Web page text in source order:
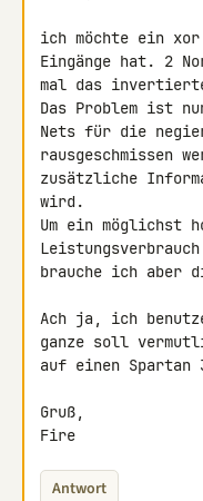
ich möchte ein
Eingänge hat. 2
mal das
Das Problem ist
Nets für die
rausgeschmissen
zusätzliche
wird.
Um ein möglichst
Leistungsverbrauch
brauche ich aber
Ach ja, ich
ganze soll
auf einen Spartan
Gruß,
Fire
Antwort